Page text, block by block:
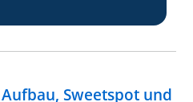
Sweetspot und